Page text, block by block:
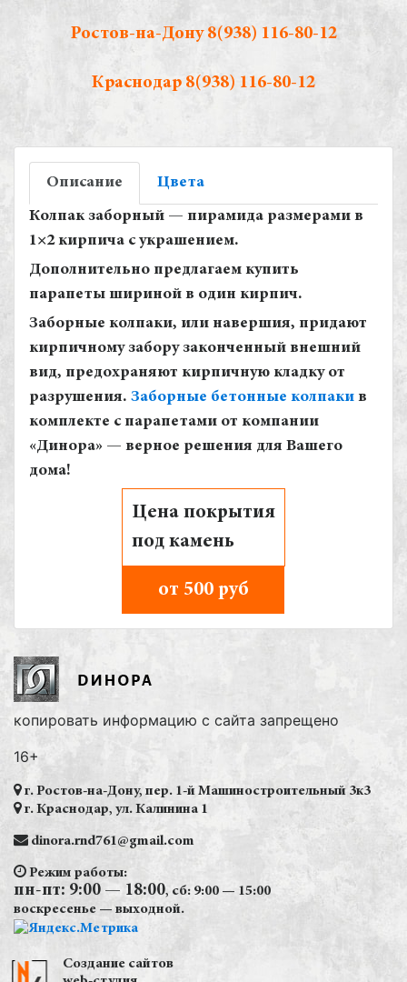
Ростов-на-Дону 8(938) 116-80-12
Краснодар 8(938) 116-80-12
Описание Цвета
Колпак заборный — пирамида размерами в
1×2 кирпича с украшением.
Дополнительно предлагаем купить
парапеты шириной в один кирпич.
Заборные колпаки, или навершия, придают
кирпичному забору законченный внешний
вид, предохраняют кирпичную кладку от
разрушения. Заборные бетонные колпаки в
комплекте с парапетами от компании
«Динора» — верное решения для Вашего
дома!
Цена покрытия
под камень
от 500 руб
копировать информацию с сайта запрещено
16+
г. Ростов-на-Дону, пер. 1-й Машиностроительный 3к3
г. Краснодар, ул. Калинина 1
dinora.rnd761@gmail.com
Режим работы:
пн-пт: 9:00 — 18:00, сб: 9:00 — 15:00
воскресенье — выходной.
Создание сайтов